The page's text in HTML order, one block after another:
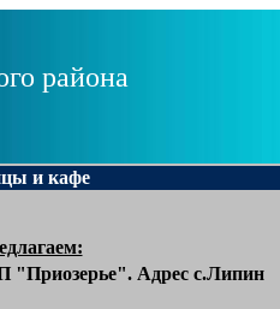
района
и кафе
"Приозерье". Адрес с.Липин